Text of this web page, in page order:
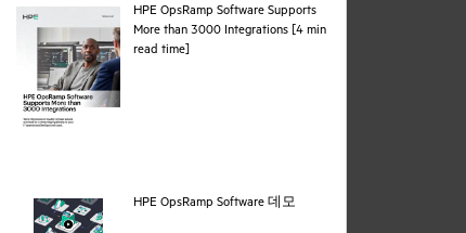
HPE OpsRamp Software Supports
More than 3000 Integrations [4 min
read time]
HPE OpsRamp Software 데모